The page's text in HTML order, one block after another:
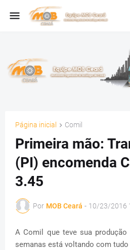
Página inicial Comil
Primeira mão:
(PI) encomenda
3.45
Por MOB Ceará - 10/23/2016
A Comil que teve sua produção
semanas está voltando com